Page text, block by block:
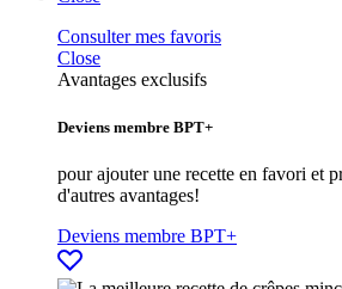
Consulter mes favoris
Close
Avantages exclusifs
Deviens membre BPT+
pour ajouter une recette en favori et
d'autres avantages!
Deviens membre BPT+